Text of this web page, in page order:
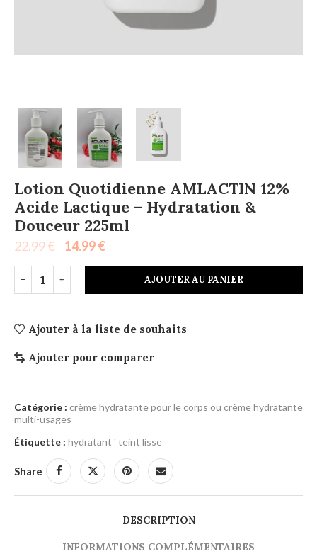
Lotion Quotidienne AMLACTIN 12%
Acide Lactique – Hydratation &
Douceur 225ml
22.99€ 14.99€
AJOUTER AU PANIER
Ajouter à la liste de souhaits
Ajouter pour comparer
Catégorie : crème hydratante pour le corps ou crème hydratante
multi-usages
Étiquette : hydratant ' teint lisse
Share
DESCRIPTION
INFORMATIONS COMPLÉMENTAIRES